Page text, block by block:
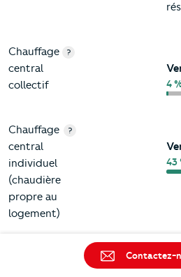
Chauffage
central
collectif
?
4
Chauffage
central
individuel
(chaudière
propre au
logement)
?
43
Contactez-